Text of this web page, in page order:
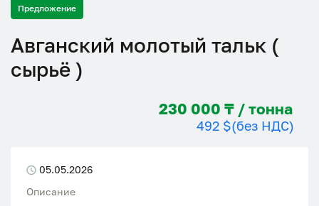
Предложение
Авганский молотый тальк (
сырьё )
230 000 ₸ / тонна
492 $(без НДС)
05.05.2026
Описание